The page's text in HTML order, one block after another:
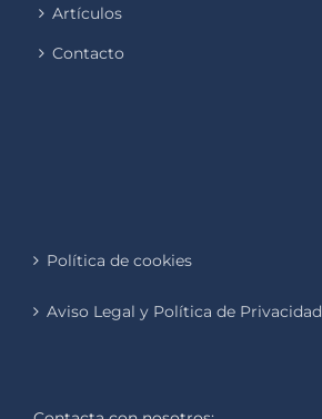
Artículos
Contacto
Política de cookies
Aviso Legal y Política de Privacidad